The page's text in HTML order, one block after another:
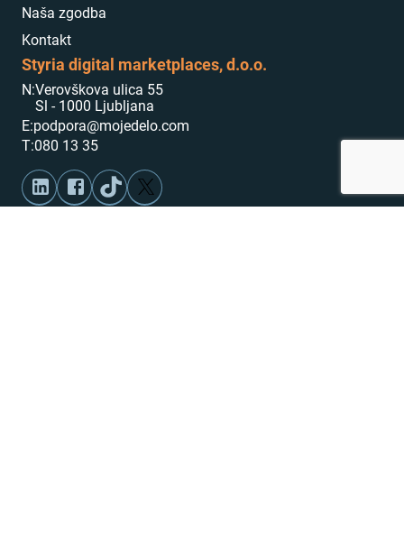
Naša zgodba
Kontakt
Styria digital marketplaces, d.o.o.
N:Verovškova ulica 55
Sl - 1000 Ljubljana
E:podpora@mojedelo.com
T:080 13 35